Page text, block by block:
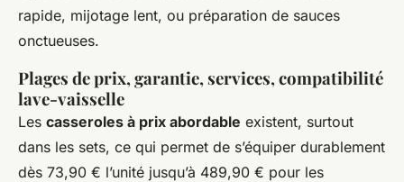
rapide, mijotage lent, ou préparation de sauces
onctueuses.
Plages de prix, garantie, services, compatibilité
lave-vaisselle
Les casseroles à prix abordable existent, surtout
dans les sets, ce qui permet de s’équiper durablement
dès 73,90 € l’unité jusqu’à 489,90 € pour les